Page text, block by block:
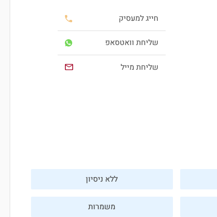
חייג למעסיק
שליחת וואטסאפ
שליחת מייל
ללא ניסיון
משמרות